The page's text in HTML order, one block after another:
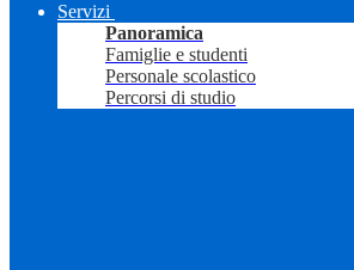
Servizi
Panoramica
Famiglie e studenti
Personale scolastico
Percorsi di studio